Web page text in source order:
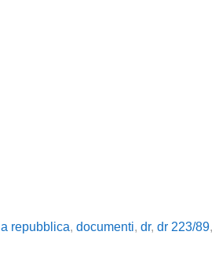
repubblica, documenti, dr, dr 223/89,